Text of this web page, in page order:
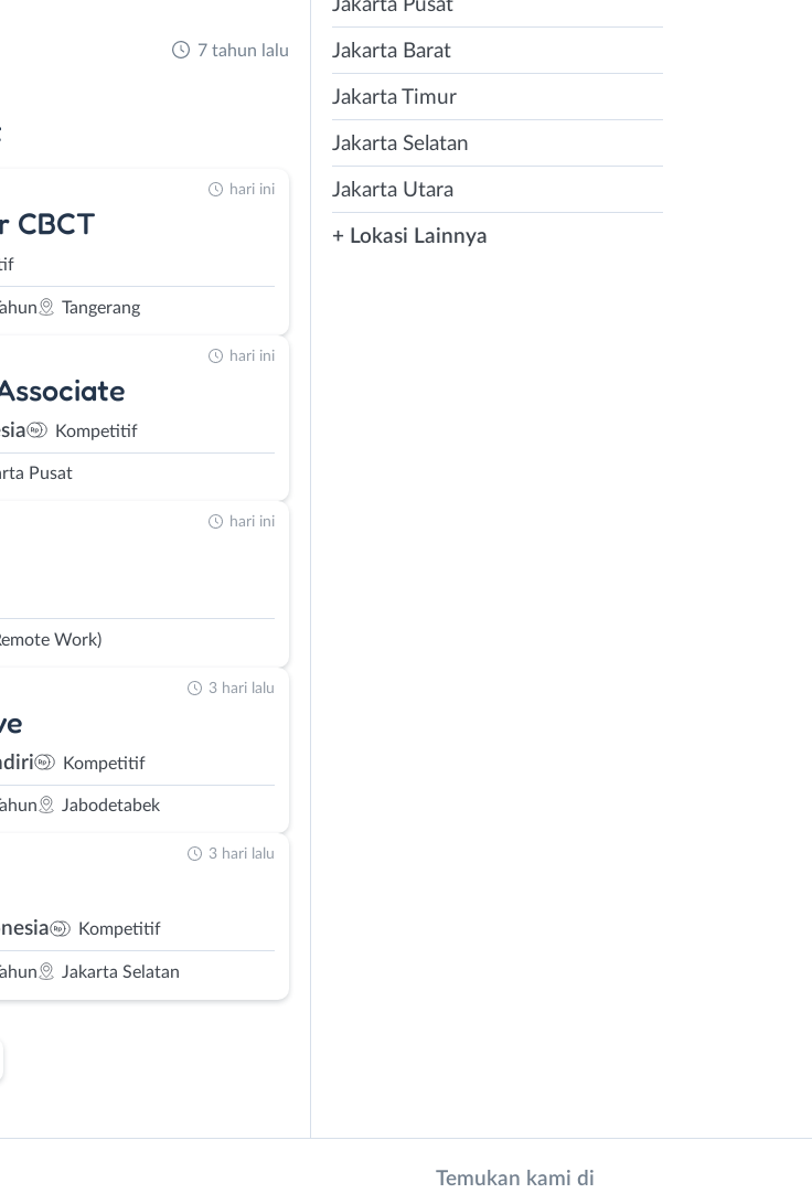
7 tahun lalu
CBCT
Tangerang
hari ini
Kompetitif
Pusat
hari ini
Work)
hari ini
Kompetitif
Jabodetabek
3 hari lalu
Kompetitif
Jakarta Selatan
3 hari lalu
Jakarta Pusat
Jakarta Barat
Jakarta Timur
Jakarta Selatan
Jakarta Utara
+ Lokasi Lainnya
Temukan kami di